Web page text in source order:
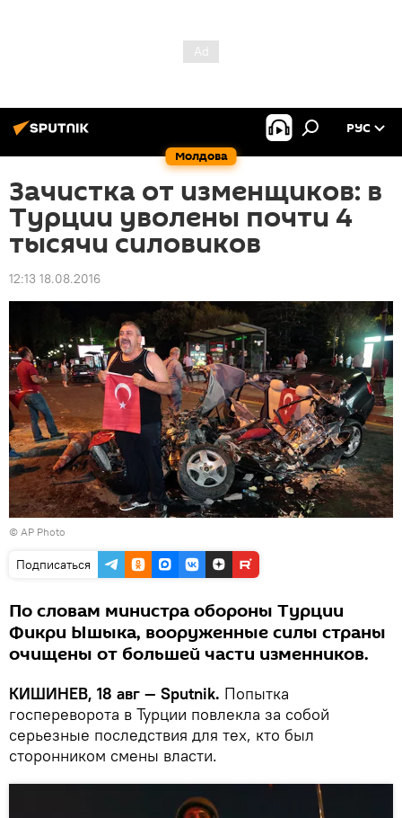
Молдова
РУС
Зачистка от изменщиков: в
Турции уволены почти 4
тысячи силовиков
12:13 18.08.2016
© AP Photo
Подписаться
По словам министра обороны Турции
Фикри Ышыка, вооруженные силы страны
очищены от большей части изменников.
КИШИНЕВ, 18 авг — Sputnik. Попытка
госпереворота в Турции повлекла за собой
серьезные последствия для тех, кто был
сторонником смены власти.